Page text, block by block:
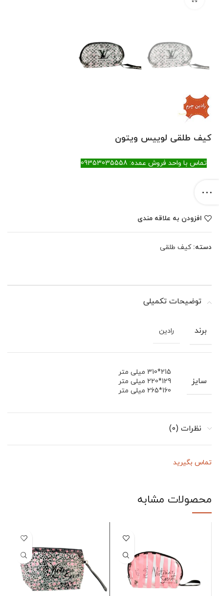
کیف طلقی لوییس ویتون
تماس با واحد فروش عمده: 09353035558
افزودن به علاقه مندی
دسته: کیف طلقی
توضیحات تکمیلی
برند رادین
سایز
215*310 میلی متر
129*220 میلی متر
160*265 میلی متر
نظرات (0)
تماس بگیرید
محصولات مشابه